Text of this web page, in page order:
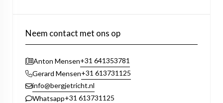
Neem contact met ons op
Anton Mensen+31 641353781
Gerard Mensen+31 613731125
info@bergjetricht.nl
Whatsapp+31 613731125